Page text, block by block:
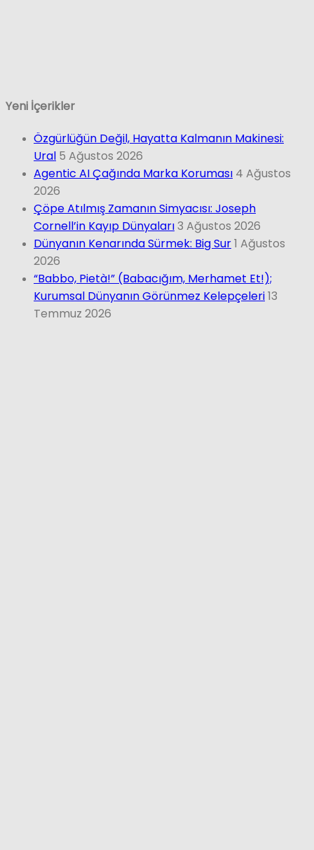
Yeni İçerikler
Özgürlüğün Değil, Hayatta Kalmanın Makinesi:
Ural 5 Ağustos 2026
Agentic AI Çağında Marka Koruması 4 Ağustos
2026
Çöpe Atılmış Zamanın Simyacısı: Joseph
Cornell’in Kayıp Dünyaları3 Ağustos 2026
Dünyanın Kenarında Sürmek: Big Sur1 Ağustos
2026
“Babbo, Pietà!” (Babacığım, Merhamet Et!);
Kurumsal Dünyanın Görünmez Kelepçeleri13
Temmuz 2026